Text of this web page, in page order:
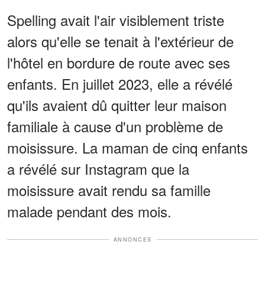
Spelling avait l'air visiblement triste
alors qu'elle se tenait à l'extérieur de
l'hôtel en bordure de route avec ses
enfants. En juillet 2023, elle a révélé
qu'ils avaient dû quitter leur maison
familiale à cause d'un problème de
moisissure. La maman de cinq enfants
a révélé sur Instagram que la
moisissure avait rendu sa famille
malade pendant des mois.
ANNONCES